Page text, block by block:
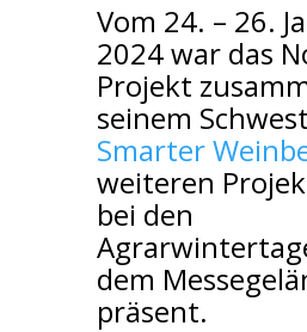
Vom 24. – 26.
2024 war das
Projekt
seinem
Smarter
weiteren
bei den
dem
präsent.